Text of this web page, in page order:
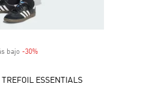
bajo -30%Descuento
TREFOIL ESSENTIALS